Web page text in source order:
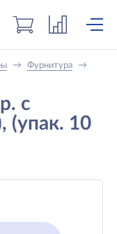
+7 (919) 698-56-
→ Фурнитура →
с
(упак. 10